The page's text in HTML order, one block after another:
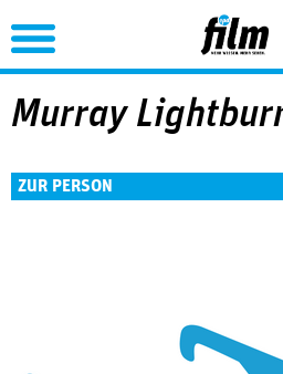
Jump to
Murray
ZUR PERSON